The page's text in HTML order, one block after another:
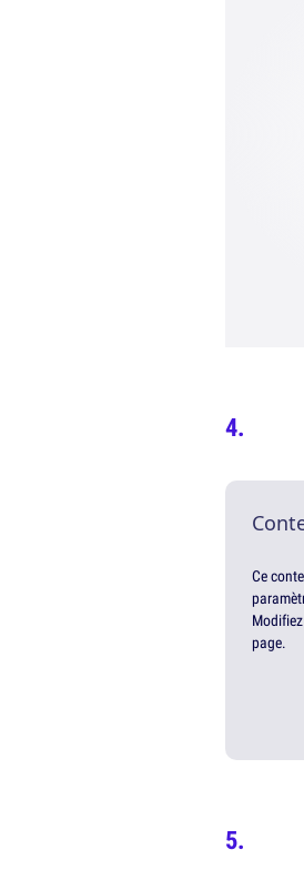
Ce
page.